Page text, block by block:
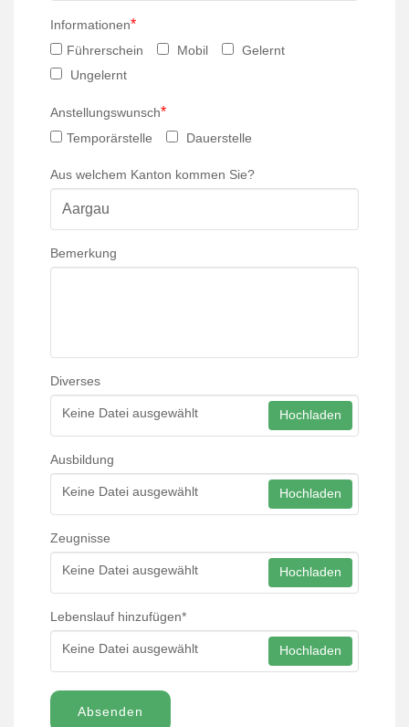
Informationen*
Führerschein Mobil
Gelernt
Ungelernt
Anstellungswunsch*
Temporärstelle Dauerstelle
Aus welchem Kanton kommen Sie?
Bemerkung
Diverses
Keine Datei ausgewählt Hochladen
Ausbildung
Keine Datei ausgewählt Hochladen
Zeugnisse
Keine Datei ausgewählt Hochladen
Lebenslauf hinzufügen*
Keine Datei ausgewählt Hochladen
Absenden